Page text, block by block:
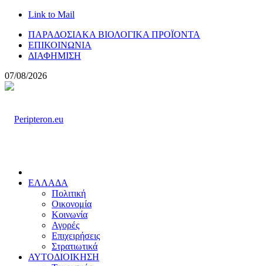
Link to Mail
ΠΑΡΑΔΟΣΙΑΚΑ ΒΙΟΛΟΓΙΚΑ ΠΡΟΪΟΝΤΑ
ΕΠΙΚΟΙΝΩΝΙΑ
ΔΙΑΦΗΜΙΣΗ
07/08/2026
ΕΛΛΑΔΑ
Πολιτική
Οικονομία
Κοινωνία
Αγορές
Επιχειρήσεις
Στρατιωτικά
ΑΥΤΟΔΙΟΙΚΗΣΗ